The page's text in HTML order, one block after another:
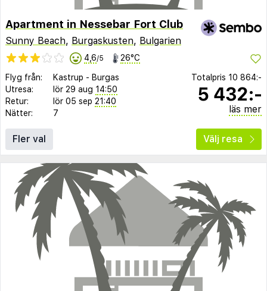
Apartment in Nessebar Fort Club
Sunny Beach, Burgaskusten, Bulgarien
4,6/5 26°C
Flyg från: Kastrup - Burgas
Utresa:
lör 29 aug 14:50
Retur:
lör 05 sep 21:40
Nätter:
7
Totalpris 10 864:-
5 432:-
läs mer
Fler val Välj resa